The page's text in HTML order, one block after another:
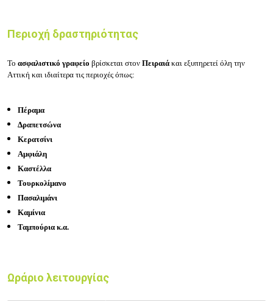
Περιοχή δραστηριότητας
Το ασφαλιστικό γραφείο βρίσκεται στον Πειραιά και εξυπηρετεί όλη την
Αττική και ιδιαίτερα τις περιοχές όπως:
Πέραμα
Δραπετσώνα
Κερατσίνι
Αμφιάλη
Καστέλλα
Τουρκολίμανο
Πασαλιμάνι
Καμίνια
Ταμπούρια κ.α.
Ωράριο λειτουργίας